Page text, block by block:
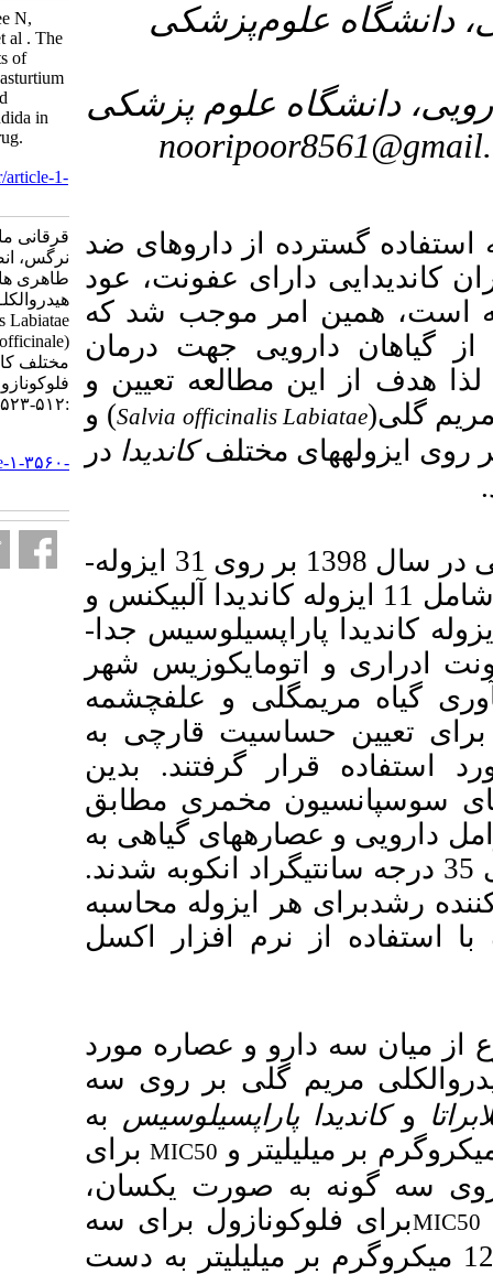
پزشکی
داروهای ضد
عفونت، عود
موجب شد که
جهت درمان
تعیین و
Salvia) و
کاندیدادر
این مطالعه تجربی در سال 1398 بر روی 31 ایزوله­
شامل 11 ایزوله کاندیدا آلبیکنس و
پاراپسیلوسیس جدا­
شهر
و علف­چشمه
قارچی به
بدین
مطابق
گیاهی به
درجه سانتی­گراد انکوبه شدند.
محاسبه
اکسل
عصاره مورد
بر روی سه
به
MIC50برای
یکسان،
برای سه
بر میلی­لیتر به دست
Garghani M, Asfaram A, Roustaee N,
Ansari S, Rahmani F, Taheri H, et al . The
Effect of Hydro-alcoholic Extracts of
Salvia Officinalis Labiatae and Nasturtium
Officinale on Differnt Clinical and
Standard Candida Isolates of Candida in
Comparison with Fluconazole Drug.
armaghanj 2024; 29 (4) :512-523
URL:http://armaghanj.yums.ac.ir/article-1-
قرقانی مارال، اسفرم آرش، روستا
نرگس، انصاری سهام، رحمانی فرزانه،
طاهری هاشم، و همکاران.. تأثیـر عصـاره
هیدروالکلـی گیاهان مریم‌گلی(Salvia
officinalis Labiatae) و علــف چشمـــه
(Nasturtium officinale) بر روی ایزوله‌های
مختلف کاندیدا در مقایسه با داروی
فلوکونازول. ارمغان دانش. ۱۴۰۳; ۲۹ (۴)
http://armaghanj.yums.ac.ir/article-۱-۳۵۶۰-